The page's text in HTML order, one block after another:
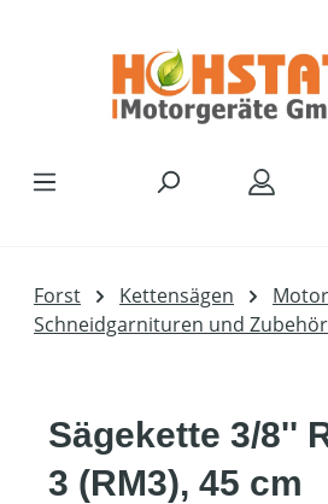
Forst Kettensägen
Schneidgarnituren und Zubehör
Sägekette 3/8''
3 (RM3), 45 cm